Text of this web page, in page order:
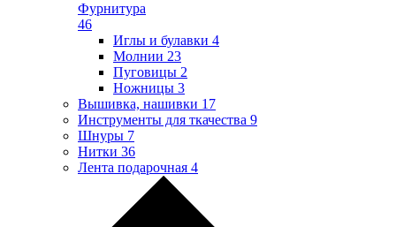
Фурнитура
46
Иглы и булавки 4
Молнии 23
Пуговицы 2
Ножницы 3
Вышивка, нашивки 17
Инструменты для ткачества 9
Шнуры 7
Нитки 36
Лента подарочная 4